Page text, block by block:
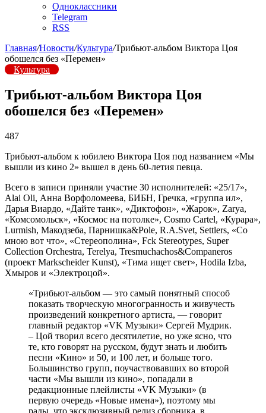
Одноклассники
Telegram
RSS
Главная/Новости/Культура/Трибьют-альбом Виктора Цоя
обошелся без «Перемен»
Культура
Трибьют-альбом Виктора Цоя
обошелся без «Перемен»
487
Трибьют-альбом к юбилею Виктора Цоя под названием «Мы
вышли из кино 2» вышел в день 60-летия певца.
Всего в записи приняли участие 30 исполнителей: «25/17»,
Alai Oli, Анна Ворфоломеева, БИБН, Гречка, «группа ил»,
Дарья Виардо, «Дайте танк», «Диктофон», «Жарок», Zarya,
«Комсомольск», «Космос на потолке», Cosmo Cartel, «Курара»,
Lurmish, Макодзеба, Парнишка&Pole, R.A.Svet, Settlers, «Со
мною вот что», «Стереополина», Fck Stereotypes, Super
Collection Orchestra, Terelya, Tresmuchachos&Companeros
(проект Markscheider Kunst), «Тима ищет свет», Hodila Izba,
Хмыров и «Электроцой».
«Трибьют-альбом — это самый понятный способ
показать творческую многогранность и живучесть
произведений конкретного артиста, — говорит
главный редактор «VK Музыки» Сергей Мудрик.
– Цой творил всего десятилетие, но уже ясно, что
те, кто говорят на русском, будут знать и любить
песни «Кино» и 50, и 100 лет, и больше того.
Большинство групп, поучаствовавших во второй
части «Мы вышли из кино», попадали в
редакционные плейлисты «VK Музыки» (в
первую очередь «Новые имена»), поэтому мы
рады, что эксклюзивный релиз сборника, в